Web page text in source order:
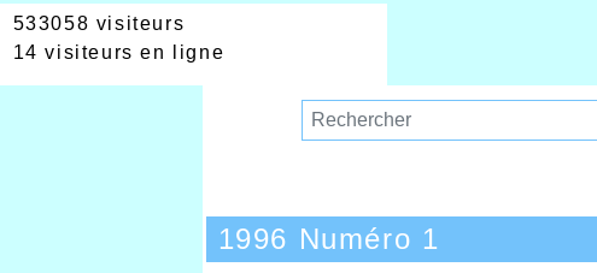
533058 visiteurs
14 visiteurs en ligne
1996 Numéro 1